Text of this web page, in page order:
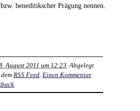
beneditikscher Prägung nennen.
August 2011 um 12:23 . Abgelegt
RSS Feed Einen Kommentar